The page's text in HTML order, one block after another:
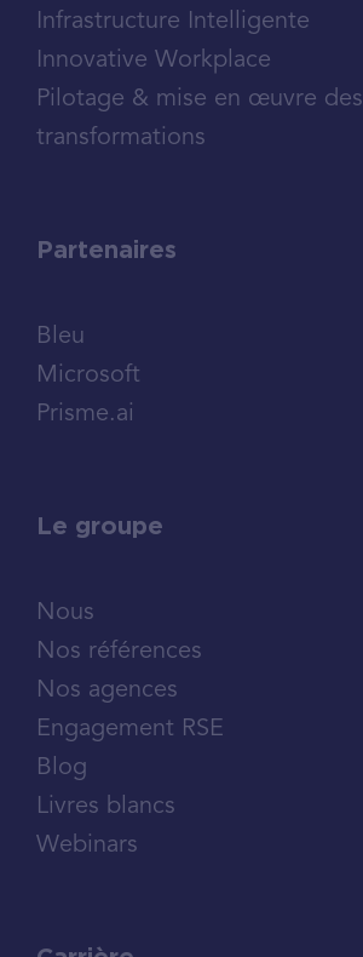
Infrastructure Intelligente
Innovative Workplace
Pilotage & mise en œuvre des
transformations
Partenaires
Bleu
Microsoft
Prisme.ai
Le groupe
Nous
Nos références
Nos agences
Engagement RSE
Blog
Livres blancs
Webinars